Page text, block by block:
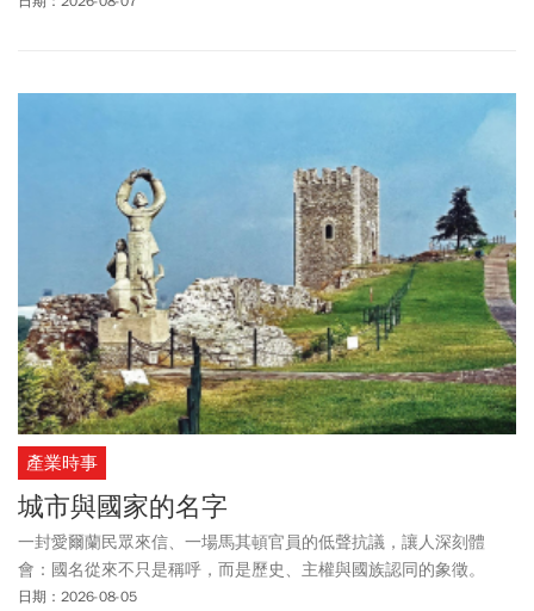
期被濫用，「生育旅遊」已經發展成一門生意。他說，每年可能有
「數十萬人」透過相關方式讓子女取得美國公民身份，並舉例有人
曾以家庭名義攜帶數十名兒童參與相關安排。報導指出，這是川普
第二次試圖收緊出生公民權。由於美國憲法第14修正案（14th
Amendment）長期被視為保障出生公民權重要依據，儘管川普政府
堅稱新命令並未超出最高法院的裁決限制，但外界評估，這2項新相
關措施都將面臨法律挑戰。
產業時事
城市與國家的名字
一封愛爾蘭民眾來信、一場馬其頓官員的低聲抗議，讓人深刻體
會：國名從來不只是稱呼，而是歷史、主權與國族認同的象徵。
日期：2026-08-05